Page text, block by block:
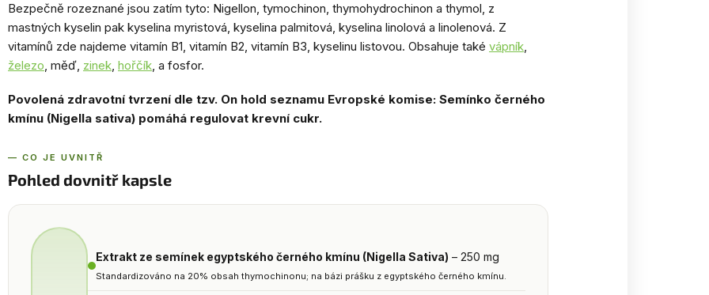
Bezpečně rozeznané jsou zatím tyto: Nigellon, tymochinon, thymohydrochinon a thymol, z
mastných kyselin pak kyselina myristová, kyselina palmitová, kyselina linolová a linolenová. Z
vitamínů zde najdeme vitamín B1, vitamín B2, vitamín B3, kyselinu listovou. Obsahuje také vápník,
železo, měď, zinek, hořčík, a fosfor.
Povolená zdravotní tvrzení dle tzv. On hold seznamu Evropské komise: Semínko černého
kmínu (Nigella sativa) pomáhá regulovat krevní cukr.
— CO JE UVNITŘ
Pohled dovnitř kapsle
Extrakt ze semínek egyptského černého kmínu (Nigella Sativa) – 250 mg
Standardizováno na 20% obsah thymochinonu; na bázi prášku z egyptského černého kmínu.